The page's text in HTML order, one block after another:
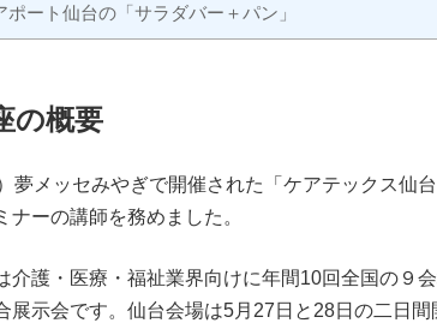
ポート仙台の「サラダバー＋パン」
の概要
夢メッセみやぎで開催された「ケアテックス仙
ナーの講師を務めました。
介護・医療・福祉業界向けに年間10回全国の９
展示会です。仙台会場は5月27日と28日の二日